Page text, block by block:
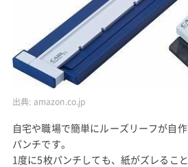
出典: amazon.co.jp
自宅や職場で簡単にルーズリーフが自
パンチです。
1度に5枚パンチしても、紙がズレるこ